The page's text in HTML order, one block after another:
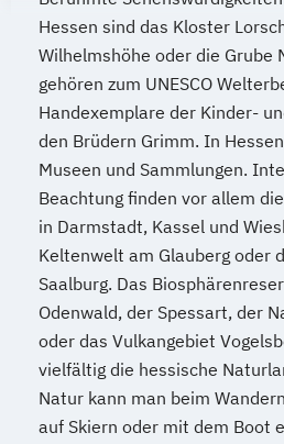
Maschinenbau
Wirtschaftspsychologie &
Intelligenz
Wirtschaftspsychologie &
Wirtschaftspsychologie
Wirtschaftspsychologie
Abendstudium
Wirtschaftsrecht
Mechatronik
Mechatronik (M. Eng.) 3
Mediengestaltung
Medizintechnik (B. Eng.)/
Nachhaltiges Design
Nationale und
und Produktkennzeichnung
New Venture Management
Professional Software
Prozesssimulation in der
Verfahrenstechnik
Regenerative
Technikfolgen­abschätzung
Technische
Psychologie mit
Gesundheitspsychologie
Psychologie mit
Psychologie und
Psychologie mit
Psycholoische Diagnostik
Psychologie mit
Pädagogische
Sales und Management
Sozialmanagement
Strategy & Leadership
Accounting Finance
UX Design & Management
Soziologie - Zugänge zur
Gegenwartsgesellschaft
Sportrecht
Steuer- und
Steuerstrafrecht
Umweltwissenschaften
Wirtschafts- und
Wirtschaftsinformatik
Wirtschaftsprivatrecht
Wirtschaftswissenschaft
Hessen sind das Kloster
Wilhelmshöhe oder die Grube
gehören zum UNESCO
Handexemplare der Kinder-
den Brüdern Grimm. In
Museen und Sammlungen.
Beachtung finden vor allem
in Darmstadt, Kassel und
Keltenwelt am Glauberg oder
Saalburg. Das
Odenwald, der Spessart, der
oder das Vulkangebiet
vielfältig die hessische
Natur kann man beim
auf Skiern oder mit dem Boot